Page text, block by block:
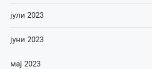
јули 2023
јуни 2023
мај 2023